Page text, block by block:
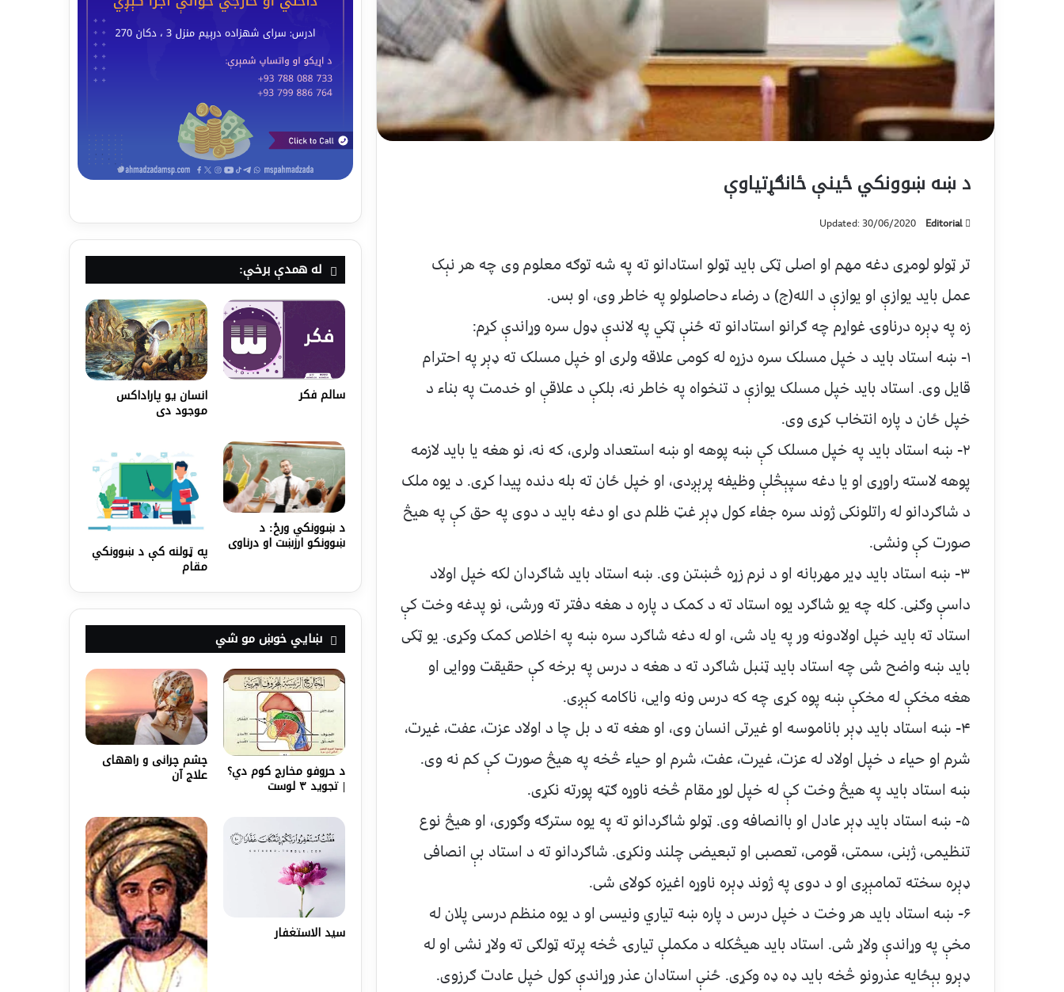
د ښه ښوونکي ځینې ځانګړتیاوې
Editorial
Updated: 30/06/2020
تر ټولو لومړی دغه مهم او اصلی ټکی باید ټولو استادانو ته په شه توګه معلوم وی چه هر نېک
عمل باید یوازې او یوازې د الله(ج) د رضاء دحاصلولو په خاطر وی، او بس.
زه په ډېره درناوۍ غواړم چه ګرانو استادانو ته ځنې ټکي په لاندې ډول سره وړاندې کړم:
۱- ښه استاد باید د خپل مسلک سره دزړه له کومی علاقه ولری او خپل مسلک ته ډېر په احترام
قایل وی. استاد باید خپل مسلک یوازې د تنخواه په خاطر نه، بلکې د علاقې او خدمت په بناء د
خپل ځان د پاره انتخاب کړی وی.
۲- ښه استاد باید په خپل مسلک کې ښه پوهه او ښه استعداد ولری، که نه، نو هغه یا باید لازمه
پوهه لاسته راوړی او یا دغه سپېڅلې وظیفه پرېږدی، او خپل ځان ته بله دنده پیدا کړی. د یوه ملک
د شاګردانو له راتلونکی ژوند سره جفاء کول ډېر غټ ظلم دی او دغه باید د دوی په حق کې په هیڅ
صورت کې ونشی.
۳- ښه استاد باید ډیر مهربانه او د نرم زړه څښتن وی. ښه استاد باید شاګردان لکه خپل اولاد
داسې وګڼی. کله چه یو شاګرد یوه استاد ته د کمک د پاره د هغه دفتر ته ورشی، نو پدغه وخت کې
استاد ته باید خپل اولادونه ور په یاد شی، او له دغه شاګرد سره ښه په اخلاص کمک وکړی. یو ټکی
باید ښه واضح شی چه استاد باید ټنبل شاګرد ته د هغه د درس په برخه کې حقیقت ووایی او
هغه مخکې له مخکې ښه پوه کړی چه که درس ونه وایی، ناکامه کېږی.
۴- ښه استاد باید ډېر باناموسه او غیرتی انسان وی، او هغه ته د بل چا د اولاد عزت، عفت، غیرت،
شرم او حیاء د خپل اولاد له عزت، غیرت، عفت، شرم او حیاء څخه په هیڅ صورت کې کم نه وی.
ښه استاد باید په هیڅ وخت کې له خپل لوړ مقام څخه ناوړه ګټه پورته نکړی.
۵- ښه استاد باید ډېر عادل او باانصافه وی. ټولو شاګردانو ته په یوه سترګه وګوری، او هیڅ نوع
تنظیمی، ژبنی، سمتی، قومی، تعصبی او تبعیضی چلند ونکړی. شاګردانو ته د استاد بې انصافی
ډېره سخته تمامېږی او د دوی په ژوند ډېره ناوړه اغیزه کولای شی.
۶- ښه استاد باید هر وخت د خپل درس د پاره ښه تیاري ونیسی او د یوه منظم درسی پلان له
مخې په وړاندې ولاړ شی. استاد باید هیڅکله د مکملې تیارۍ څخه پرته ټولګی ته ولاړ نشی او له
ډېرو بېځایه عذرونو څخه باید ډه ډه وکړی. ځنې استادان عذر وړاندې کول خپل عادت ګرزوی.
له همدې برخې:
سالم فکر انسان يو پاراداکس
موجود دی
د ښوونکي ورځ: د
ښوونکو ارزښت او درناوی په ټولنه کې د ښوونکي
مقام
ښايي خوښ مو شي
د حروفو مخارج کوم دي؟
| تجوید ۳ لوست
چشم چرانی و راههای
علاج آن
سيد الاستغفار